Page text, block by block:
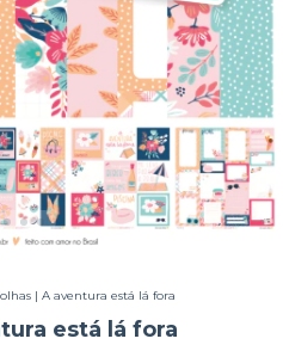
| A aventura está lá fora
está lá fora